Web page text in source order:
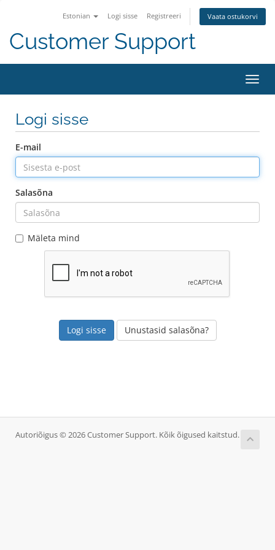
Estonian Logi sisse Registreeri Vaata ostukorvi
Customer Support
Logi sisse
E-mail
Salasõna
Mäleta mind
Unustasid salasõna?
Autoriõigus © 2026 Customer Support. Kõik õigused kaitstud.